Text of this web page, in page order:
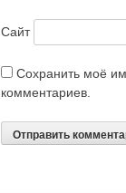
Сайт
Сохранить моё
комментариев.